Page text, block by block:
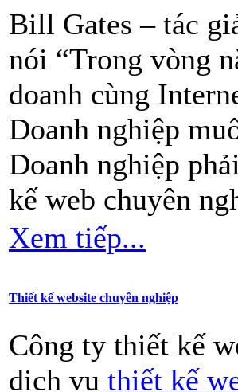
Bill Gates – tác
nói “Trong vòng
doanh cùng
Doanh nghiệp
Doanh nghiệp
kế web chuyên
Xem tiếp...
Thiết kế website chuyên nghiệp
Công ty thiết kế
dịch vụ thiết kế